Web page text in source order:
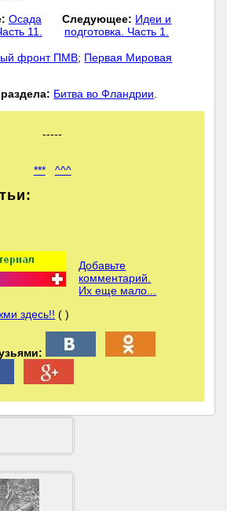
Осада
11.
Следующее: Идеи и
подготовка. Часть 1.
фронт ПМВ; Первая Мировая
Битва во Фландрии
-----
*** ^^^
Добавьте
комментарий.
Их еще мало...
здесь!! ( )